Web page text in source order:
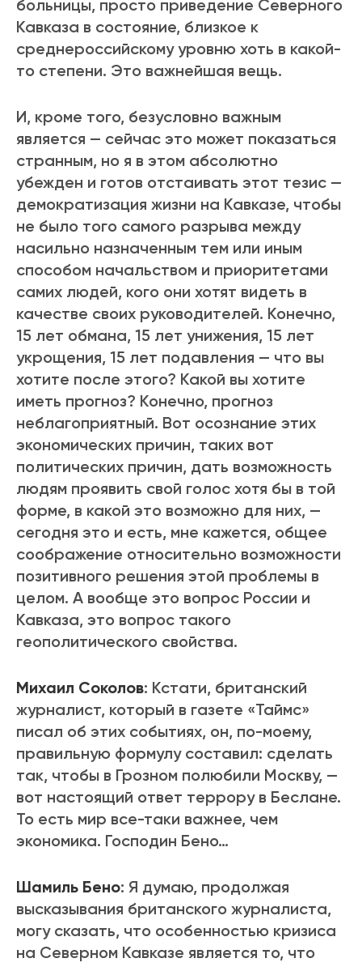
больницы, просто приведение Северного
Кавказа в состояние, близкое к
среднероссийскому уровню хоть в какой-
то степени. Это важнейшая вещь.
И, кроме того, безусловно важным
является — сейчас это может показаться
странным, но я в этом абсолютно
убежден и готов отстаивать этот тезис —
демократизация жизни на Кавказе, чтобы
не было того самого разрыва между
насильно назначенным тем или иным
способом начальством и приоритетами
самих людей, кого они хотят видеть в
качестве своих руководителей. Конечно,
15 лет обмана, 15 лет унижения, 15 лет
укрощения, 15 лет подавления — что вы
хотите после этого? Какой вы хотите
иметь прогноз? Конечно, прогноз
неблагоприятный. Вот осознание этих
экономических причин, таких вот
политических причин, дать возможность
людям проявить свой голос хотя бы в той
форме, в какой это возможно для них, —
сегодня это и есть, мне кажется, общее
соображение относительно возможности
позитивного решения этой проблемы в
целом. А вообще это вопрос России и
Кавказа, это вопрос такого
геополитического свойства.
Михаил Соколов: Кстати, британский
журналист, который в газете «Таймс»
писал об этих событиях, он, по-моему,
правильную формулу составил: сделать
так, чтобы в Грозном полюбили Москву, —
вот настоящий ответ террору в Беслане.
То есть мир все-таки важнее, чем
экономика. Господин Бено…
Шамиль Бено: Я думаю, продолжая
высказывания британского журналиста,
могу сказать, что особенностью кризиса
на Северном Кавказе является то, что